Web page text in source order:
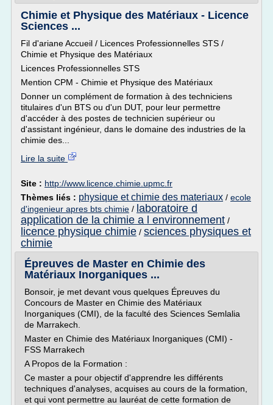
Chimie et Physique des Matériaux - Licence
Sciences ...
Fil d'ariane Accueil / Licences Professionnelles STS /
Chimie et Physique des Matériaux
Licences Professionnelles STS
Mention CPM - Chimie et Physique des Matériaux
Donner un complément de formation à des techniciens
titulaires d'un BTS ou d'un DUT, pour leur permettre
d'accéder à des postes de technicien supérieur ou
d'assistant ingénieur, dans le domaine des industries de la
chimie des...
Lire la suite
Site : http://www.licence.chimie.upmc.fr
Thèmes liés : physique et chimie des materiaux / ecole
d'ingenieur apres bts chimie / laboratoire d
application de la chimie a l environnement /
licence physique chimie / sciences physiques et
chimie
Épreuves de Master en Chimie des
Matériaux Inorganiques ...
Bonsoir, je met devant vous quelques Épreuves du
Concours de Master en Chimie des Matériaux
Inorganiques (CMI), de la faculté des Sciences Semlalia
de Marrakech.
Master en Chimie des Matériaux Inorganiques (CMI) -
FSS Marrakech
A Propos de la Formation :
Ce master a pour objectif d'apprendre les différents
techniques d'analyses, acquises au cours de la formation,
et qui vont permettre au lauréat de cette formation de